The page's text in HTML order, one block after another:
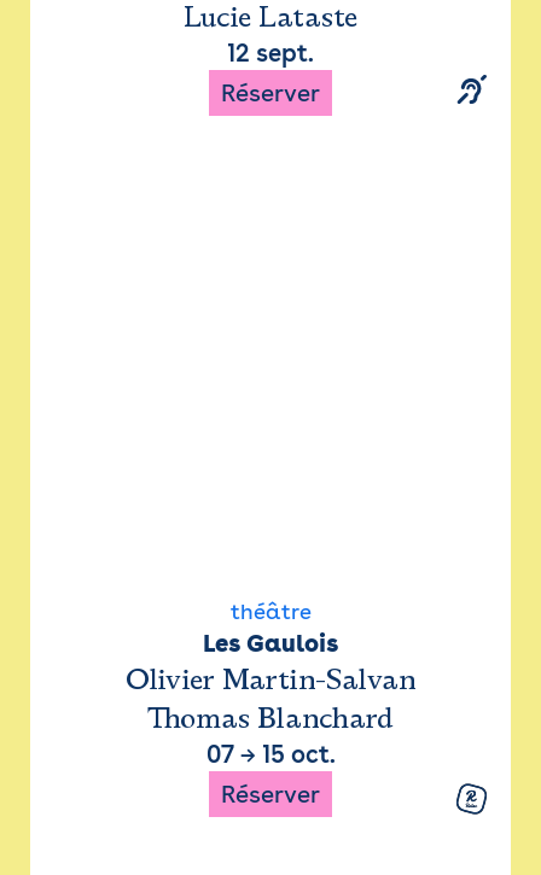
Lucie Lataste
12 sept.
Réserver
théâtre
Les Gaulois
Olivier Martin-Salvan
Thomas Blanchard
07→ 15 oct.
Réserver